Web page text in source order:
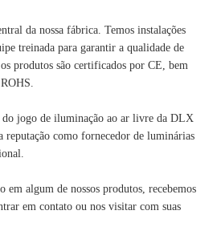
da nossa fábrica. Temos instalações
treinada para garantir a qualidade de
produtos são certificados por CE, bem
do jogo de iluminação ao ar livre da DLX
reputação como fornecedor de luminárias
em algum de nossos produtos, recebemos
em contato ou nos visitar com suas